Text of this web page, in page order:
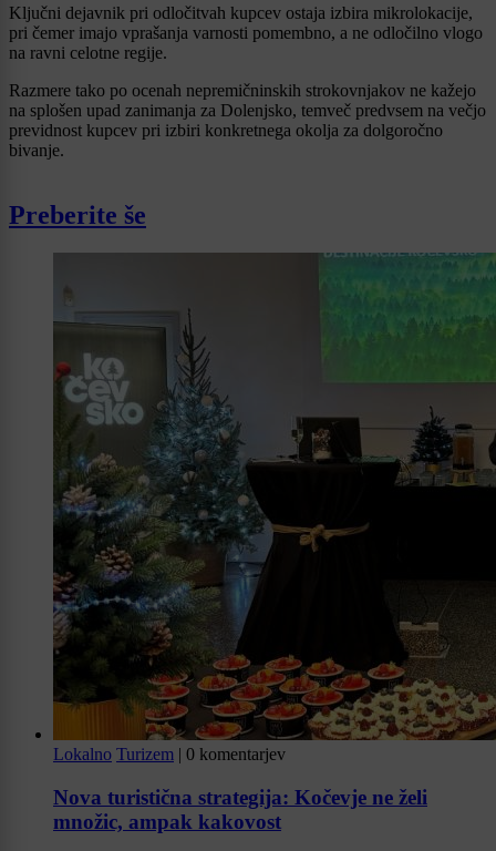
Ključni dejavnik pri odločitvah kupcev ostaja izbira mikrolokacije,
pri čemer imajo vprašanja varnosti pomembno, a ne odločilno vlogo
na ravni celotne regije.
Razmere tako po ocenah nepremičninskih strokovnjakov ne kažejo
na splošen upad zanimanja za Dolenjsko, temveč predvsem na večjo
previdnost kupcev pri izbiri konkretnega okolja za dolgoročno
bivanje.
Preberite še
Lokalno Turizem | 0 komentarjev
Nova turistična strategija: Kočevje ne želi
množic, ampak kakovost